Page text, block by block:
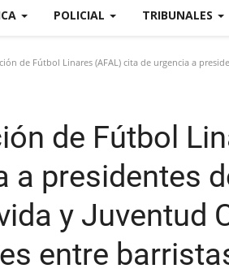
POLICIAL TRIBUNALES
de Fútbol Linares (AFAL) cita de urgencia a
de Fútbol
a presidentes
y Juventud
entre